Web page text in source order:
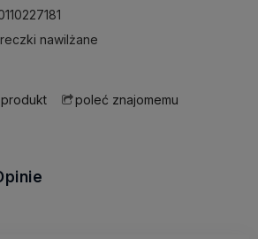
nawilżane
poleć znajomemu